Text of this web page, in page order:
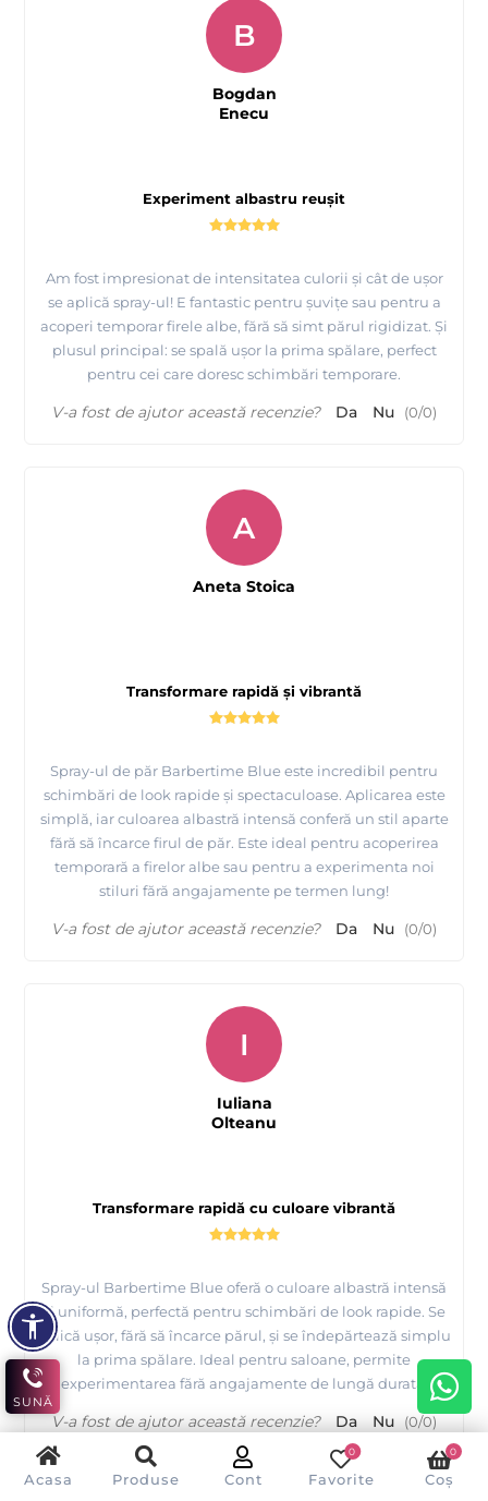
Acasa Produse Cont Favorite
0
Coș
0
Experiment albastru reușit
Am fost impresionat de intensitatea culorii și cât de ușor
se aplică spray-ul! E fantastic pentru șuvițe sau pentru a
acoperi temporar firele albe, fără să simt părul rigidizat. Și
plusul principal: se spală ușor la prima spălare, perfect
pentru cei care doresc schimbări temporare.
B
Bogdan
Enecu
V-a fost de ajutor această recenzie? Da Nu (0/0)
Transformare rapidă și vibrantă
Spray-ul de păr Barbertime Blue este incredibil pentru
schimbări de look rapide și spectaculoase. Aplicarea este
simplă, iar culoarea albastră intensă conferă un stil aparte
fără să încarce firul de păr. Este ideal pentru acoperirea
temporară a firelor albe sau pentru a experimenta noi
stiluri fără angajamente pe termen lung!
A
Aneta Stoica
V-a fost de ajutor această recenzie? Da Nu (0/0)
Transformare rapidă cu culoare vibrantă
Spray-ul Barbertime Blue oferă o culoare albastră intensă
și uniformă, perfectă pentru schimbări de look rapide. Se
aplică ușor, fără să încarce părul, și se îndepărtează simplu
la prima spălare. Ideal pentru saloane, permite
experimentarea fără angajamente de lungă durată.
I
Iuliana
Olteanu
V-a fost de ajutor această recenzie? Da Nu (0/0)
SUNĂ